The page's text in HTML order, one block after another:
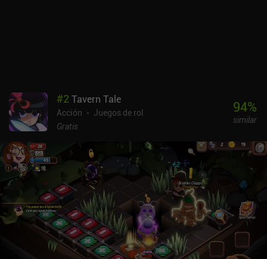
necesidad de duplicados para aumentar los niveles de estrellas
puede hacer que la progresión parezca monetariamente injusta. El
juego también incluye un pase de batalla de pago y varios iAP para
obtener recursos adicionales. Este enfoque de monetización
estándar puede disuadir a los jugadores no familiarizados con las
gachas. Zenless Zone Zero es un RPG de acción convincente que
combina con éxito varios elementos de juego en una experiencia
cohesiva, pero la monetización y la rutina harán que algunos
jugadores no lo acepten.
#2 Tavern Tale
Acción
Juegos de rol
Gratis
94%
similar